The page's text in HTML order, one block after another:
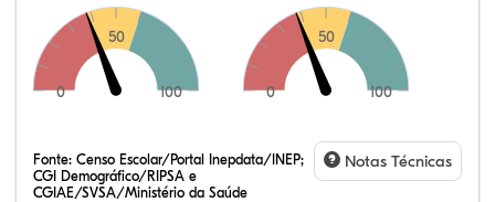
0
50
100 0
50
100
Fonte: Censo Escolar/Portal Inepdata/INEP;
CGI Demográfico/RIPSA e
CGIAE/SVSA/Ministério da Saúde
Notas Técnicas